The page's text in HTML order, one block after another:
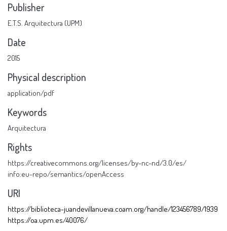
Publisher
E.T.S. Arquitectura (UPM)
Date
2015
Physical description
application/pdf
Keywords
Arquitectura
Rights
https://creativecommons.org/licenses/by-nc-nd/3.0/es/
info:eu-repo/semantics/openAccess
URI
https://biblioteca-juandevillanueva.coam.org/handle/123456789/1939
https://oa.upm.es/40076/